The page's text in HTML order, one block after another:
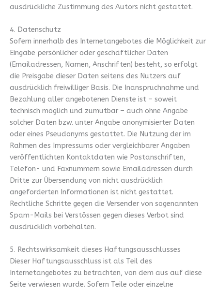
ausdrückliche Zustimmung des Autors nicht gestattet.
4. Datenschutz
Sofern innerhalb des Internetangebotes die Möglichkeit zur
Eingabe persönlicher oder geschäftlicher Daten
(Emailadressen, Namen, Anschriften) besteht, so erfolgt
die Preisgabe dieser Daten seitens des Nutzers auf
ausdrücklich freiwilliger Basis. Die Inanspruchnahme und
Bezahlung aller angebotenen Dienste ist – soweit
technisch möglich und zumutbar – auch ohne Angabe
solcher Daten bzw. unter Angabe anonymisierter Daten
oder eines Pseudonyms gestattet. Die Nutzung der im
Rahmen des Impressums oder vergleichbarer Angaben
veröffentlichten Kontaktdaten wie Postanschriften,
Telefon- und Faxnummern sowie Emailadressen durch
Dritte zur Übersendung von nicht ausdrücklich
angeforderten Informationen ist nicht gestattet.
Rechtliche Schritte gegen die Versender von sogenannten
Spam-Mails bei Verstössen gegen dieses Verbot sind
ausdrücklich vorbehalten.
5. Rechtswirksamkeit dieses Haftungsausschlusses
Dieser Haftungsausschluss ist als Teil des
Internetangebotes zu betrachten, von dem aus auf diese
Seite verwiesen wurde. Sofern Teile oder einzelne